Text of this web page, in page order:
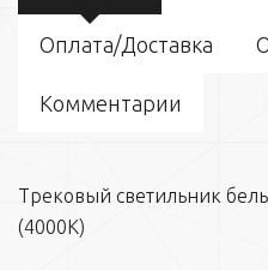
Оплата/Доставка
Комментарии
Трековый светильник
(4000К)